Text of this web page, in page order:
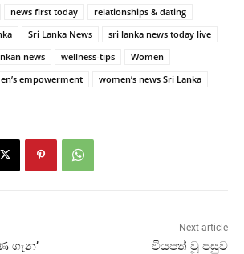
news first today
relationships & dating
Sri Lanka News
sri lanka news today live
news wellness-tips
Women
empowerment women’s news Sri Lanka
ගැන’
Next article
වියපත් වූ පසුව